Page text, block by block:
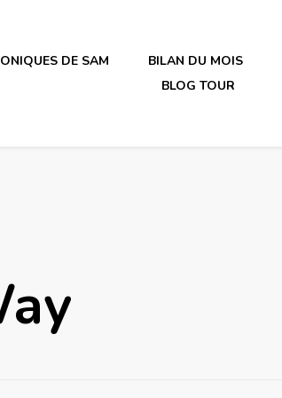
en plastique
DE SAM BILAN DU MOIS
BLOG TOUR